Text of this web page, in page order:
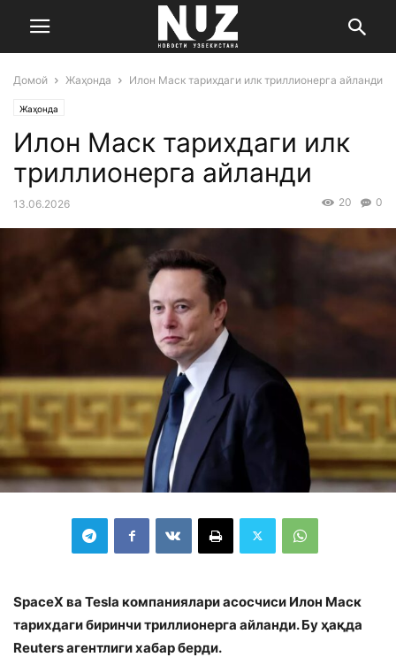
Домой Жаҳонда Илон Маск тарихдаги илк триллионерга айланди
Жаҳонда
Илон Маск тарихдаги илк
триллионерга айланди
13.06.2026 0
20
SpaceX ва Tesla компаниялари асосчиси Илон Маск
тарихдаги биринчи триллионерга айланди. Бу ҳақда
Reuters агентлиги хабар берди.